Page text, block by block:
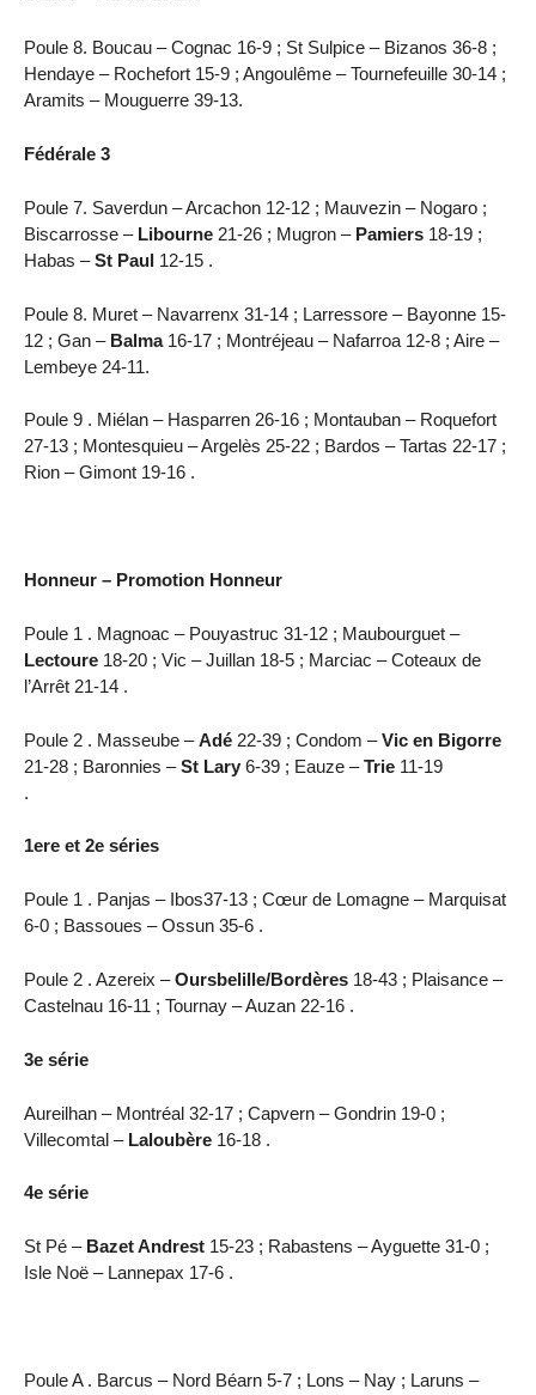
Poule 8. Boucau – Cognac 16-9 ; St Sulpice – Bizanos 36-8 ;
Hendaye – Rochefort 15-9 ; Angoulême – Tournefeuille 30-14 ;
Aramits – Mouguerre 39-13.
Fédérale 3
Poule 7. Saverdun – Arcachon 12-12 ; Mauvezin – Nogaro ;
Biscarrosse – Libourne 21-26 ; Mugron – Pamiers 18-19 ;
Habas –St Paul 12-15 .
Poule 8. Muret – Navarrenx 31-14 ; Larressore – Bayonne 15-
12 ; Gan – Balma16-17 ; Montréjeau – Nafarroa 12-8 ; Aire –
Lembeye 24-11.
Poule 9 . Miélan – Hasparren 26-16 ; Montauban – Roquefort
27-13 ; Montesquieu – Argelès 25-22 ; Bardos – Tartas 22-17 ;
Rion – Gimont 19-16 .
Honneur – Promotion Honneur
Poule 1 . Magnoac – Pouyastruc 31-12 ; Maubourguet –
Lectoure 18-20 ; Vic – Juillan 18-5 ; Marciac – Coteaux de
l’Arrêt 21-14 .
Poule 2 . Masseube –Adé 22-39 ; Condom –Vic en Bigorre
21-28 ; Baronnies –St Lary 6-39 ; Eauze –Trie 11-19
.
1ere et 2e séries
Poule 1 . Panjas – Ibos37-13 ; Cœur de Lomagne – Marquisat
6-0 ; Bassoues – Ossun 35-6 .
Poule 2 . Azereix –Oursbelille/Bordères 18-43 ; Plaisance –
Castelnau 16-11 ; Tournay – Auzan 22-16 .
3e série
Aureilhan – Montréal 32-17 ; Capvern – Gondrin 19-0 ;
Villecomtal – Laloubère 16-18 .
4e série
St Pé – Bazet Andrest 15-23 ; Rabastens – Ayguette 31-0 ;
Isle Noë – Lannepax 17-6 .
Poule A . Barcus – Nord Béarn 5-7 ; Lons – Nay ; Laruns –